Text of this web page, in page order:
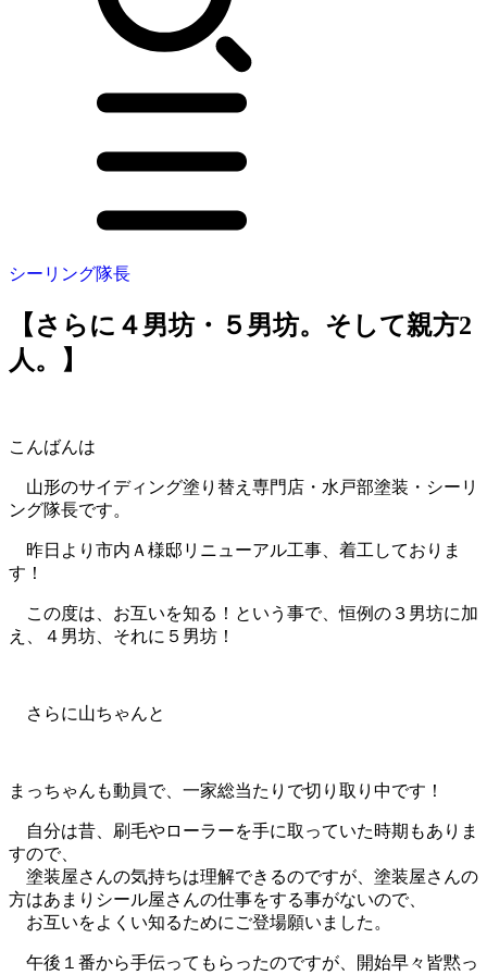
シーリング隊長
【さらに４男坊・５男坊。そして親方2
人。】
こんばんは
山形のサイディング塗り替え専門店・水戸部塗装・シーリ
ング隊長です。
昨日より市内Ａ様邸リニューアル工事、着工しておりま
す！
この度は、お互いを知る！という事で、恒例の３男坊に加
え、４男坊、それに５男坊！
さらに山ちゃんと
まっちゃんも動員で、一家総当たりで切り取り中です！
自分は昔、刷毛やローラーを手に取っていた時期もありま
すので、
塗装屋さんの気持ちは理解できるのですが、塗装屋さんの
方はあまりシール屋さんの仕事をする事がないので、
お互いをよくい知るためにご登場願いました。
午後１番から手伝ってもらったのですが、開始早々皆黙っ